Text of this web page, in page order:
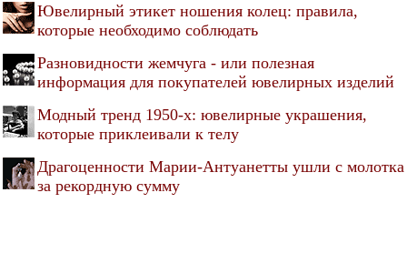
Ювелирный этикет ношения колец: правила,
которые необходимо соблюдать
Разновидности жемчуга - или полезная
информация для покупателей ювелирных изделий
Модный тренд 1950-х: ювелирные украшения,
которые приклеивали к телу
Драгоценности Марии-Антуанетты ушли с молотка
за рекордную сумму